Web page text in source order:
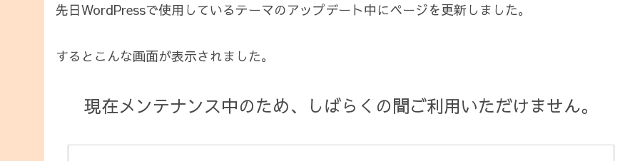
先日WordPressで使用しているテーマのアップデート中にページを更新しました。
するとこんな画面が表示されました。
現在メンテナンス中のため、しばらくの間ご利用いただけません。